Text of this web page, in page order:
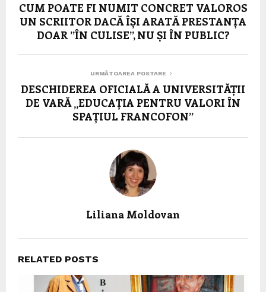
CUM POATE FI NUMIT CONCRET VALOROS
UN SCRIITOR DACĂ ÎȘI ARATĂ PRESTANȚA
DOAR ”ÎN CULISE”, NU ȘI ÎN PUBLIC?
URMĂTOAREA POSTARE
DESCHIDEREA OFICIALĂ A UNIVERSITĂȚII
DE VARĂ „EDUCAȚIA PENTRU VALORI ÎN
SPAȚIUL FRANCOFON”
Liliana Moldovan
RELATED POSTS